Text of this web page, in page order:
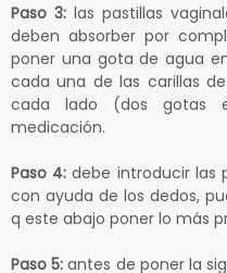
Paso 3:las pastillas
deben absorber por
poner una gota de agua
cada una de las carillas
cada lado (dos gotas
medicación.
Paso 4: debe introducir las
con ayuda de los dedos,
q este abajo poner lo más
Paso 5: antes de poner la